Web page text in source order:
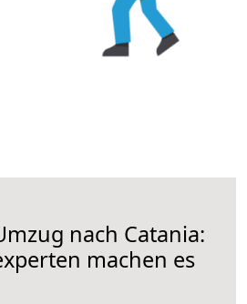
nach Catania:
machen es